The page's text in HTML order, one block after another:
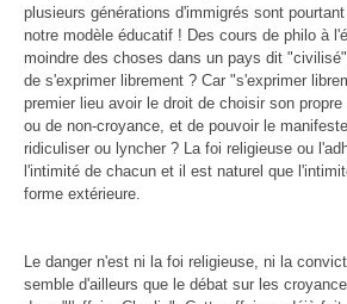
plusieurs générations d'immigrés sont
notre modèle éducatif ! Des cours de philo à
moindre des choses dans un pays dit
de s'exprimer librement ? Car "s'exprimer
premier lieu avoir le droit de choisir son
ou de non-croyance, et de pouvoir le
ridiculiser ou lyncher ? La foi religieuse ou
l'intimité de chacun et il est naturel que
forme extérieure.
Le danger n'est ni la foi religieuse, ni la
semble d'ailleurs que le débat sur les